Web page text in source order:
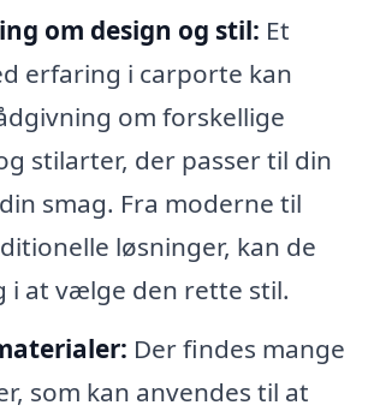
om design og stil: Et
erfaring i carporte kan
om forskellige
stilarter, der passer til din
smag. Fra moderne til
løsninger, kan de
i at vælge den rette stil.
Der findes mange
som kan anvendes til at